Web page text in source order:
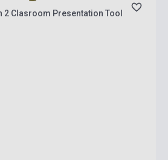
2 Clasroom Presentation Tool